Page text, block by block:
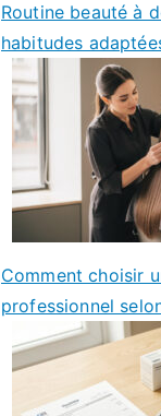
Routine beauté à
habitudes
Comment choisir
professionnel